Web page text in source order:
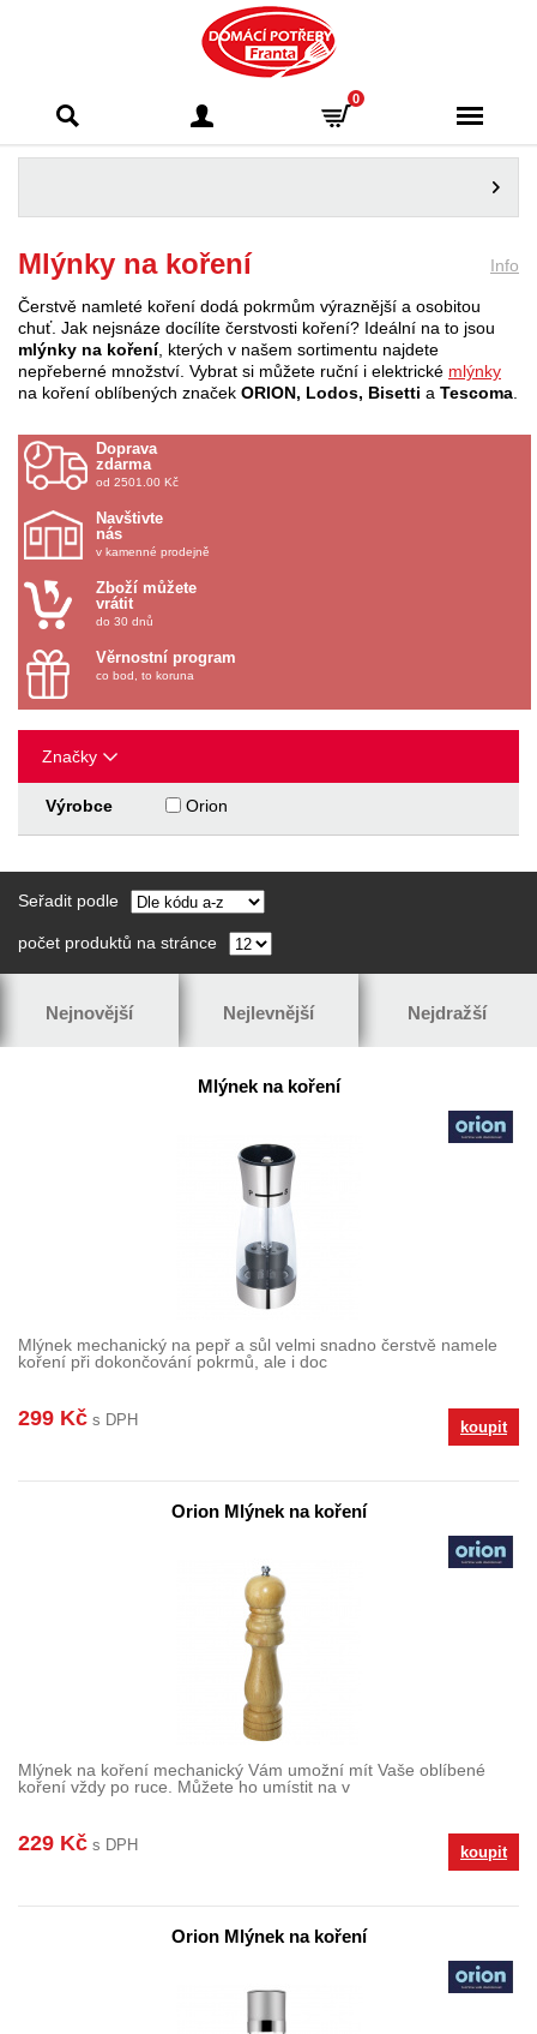
Franta - Příbram
0
Mlýnky na koření Info
Čerstvě namleté koření dodá pokrmům výraznější a osobitou
chuť. Jak nejsnáze docílíte čerstvosti koření? Ideální na to jsou
mlýnky na koření, kterých v našem sortimentu najdete
nepřeberné množství. Vybrat si můžete ruční i elektrické mlýnky
na koření oblíbených značek ORION, Lodos, Bisetti a Tescoma
Doprava
zdarma
od 2501.00 Kč
Navštivte
nás
v kamenné prodejně
Zboží můžete
vrátit
do 30 dnů
Věrnostní program
co bod, to koruna
Značky
Výrobce Orion
Seřadit podle
počet produktů na stránce
Nejnovější Nejlevnější Nejdražší
Mlýnek na koření
Mlýnek mechanický na pepř a sůl velmi snadno čerstvě namele
koření při dokončování pokrmů, ale i doc
299 Kč s DPH koupit
Orion Mlýnek na koření
Mlýnek na koření mechanický Vám umožní mít Vaše oblíbené
koření vždy po ruce. Můžete ho umístit na v
229 Kč s DPH koupit
Orion Mlýnek na koření